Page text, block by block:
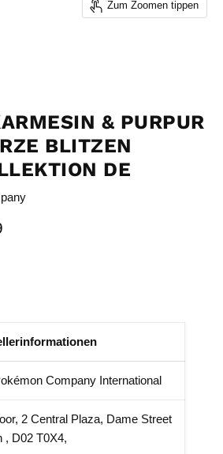
Zum Zoomen tippen
& PURPUR
BLITZEN
DE
Preis
Company International
2 Central Plaza, Dame Street
, D02 T0X4,